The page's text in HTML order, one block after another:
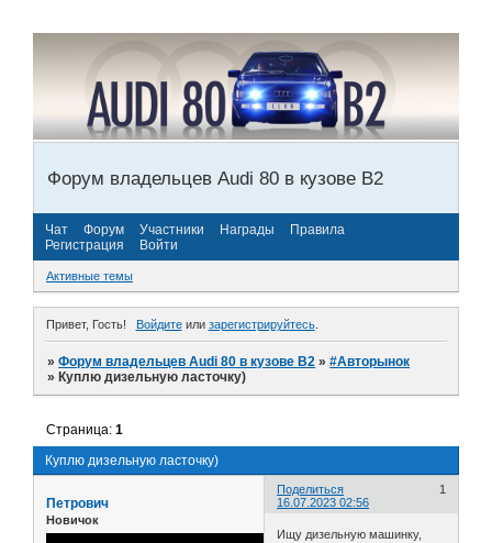
Форум владельцев Audi 80 в кузове В2
Чат Форум Участники Награды
Правила
Регистрация
Войти
Активные темы
Привет, Гость! Войдитеили зарегистрируйтесь.
»Форум владельцев Audi 80 в кузове В2 »#Авторынок
»Куплю дизельную ласточку)
Куплю дизельную ласточку)
Страница:1
Поделиться
1
16.07.2023 02:56
Петрович
Новичок
Ищу дизельную машинку,